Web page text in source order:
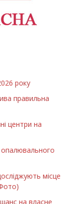
року
правильна
центри на
опалювального
місце
на власне